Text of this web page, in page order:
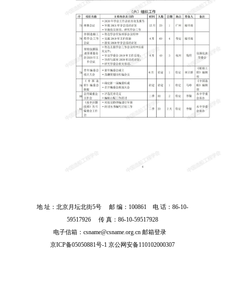
地 址：北京月坛北街5号 邮 编：100861 电 话：86-10-
59517926 传 真：86-10-59517928
电子信箱：csname@csname.org.cn 邮箱登录
京ICP备05050881号-1 京公网安备110102000307